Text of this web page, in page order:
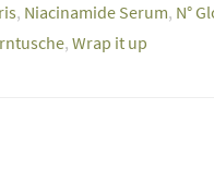
, Niacinamide Serum, N°
, Wrap it up